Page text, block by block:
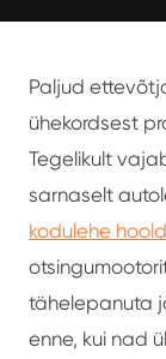
Paljud
ühekordsest
Tegelikult
sarnaselt
kodulehe
tähelepanuta
enne, kui nad